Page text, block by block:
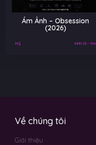
Ám Ảnh – Obsession
(2026)
Mỹ Kinh Dị - Ma
Về chúng tôi
Giới thiệu